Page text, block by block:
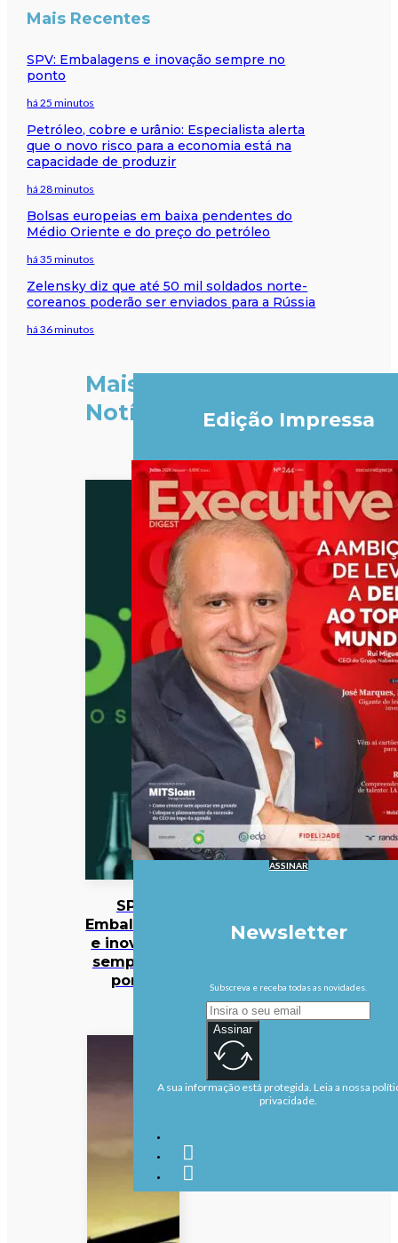
Mais Recentes
SPV: Embalagens e inovação sempre no
ponto
há 25 minutos
Petróleo, cobre e urânio: Especialista alerta
que o novo risco para a economia está na
capacidade de produzir
há 28 minutos
Bolsas europeias em baixa pendentes do
Médio Oriente e do preço do petróleo
há 35 minutos
Zelensky diz que até 50 mil soldados norte-
coreanos poderão ser enviados para a Rússia
há 36 minutos
Mais
Notícias
SPV:
Embalagens
e inovação
sempre no
ponto
Edição Impressa
ASSINAR
Newsletter
Subscreva e receba todas as novidades.
Assinar
A sua informação está protegida. Leia a nossa
privacidade.